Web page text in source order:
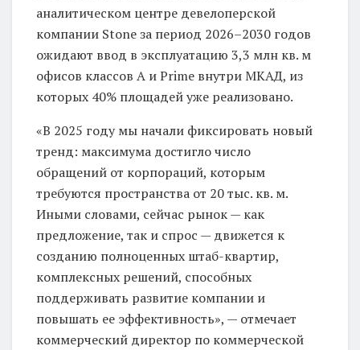
аналитическом центре девелоперской
компании Stone за период 2026–2030 годов
ожидают ввод в эксплуатацию 3,3 млн кв. м
офисов классов А и Prime внутри МКАД, из
которых 40% площадей уже реализовано.
«В 2025 году мы начали фиксировать новый
тренд: максимума достигло число
обращений от корпораций, которым
требуются пространства от 20 тыс. кв. м.
Иными словами, сейчас рынок — как
предложение, так и спрос — движется к
созданию полноценных штаб-квартир,
комплексных решений, способных
поддерживать развитие компании и
повышать ее эффективность», — отмечает
коммерческий директор по коммерческой